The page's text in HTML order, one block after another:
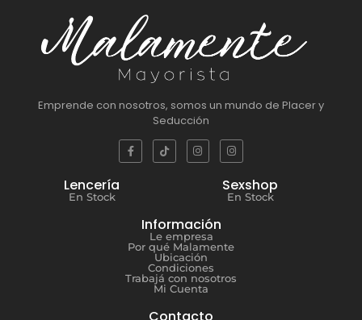
Emprende con nosotros, somos un mundo de Placer y
Seducción
Lencería
En Stock
Sexshop
En Stock
Información
Le empresa
Por qué Malamente
Ubicación
Condiciones
Trabajá con nosotros
Mi Cuenta
Contacto